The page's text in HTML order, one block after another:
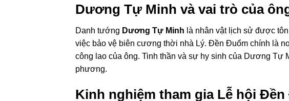
Dương Tự Minh và vai trò của
Danh tướng Dương Tự Minh là nhân vật lịch sử được
việc bảo vệ biên cương thời nhà Lý. Đền Đuổm chính là
công lao của ông. Tinh thần và sự hy sinh của Dương
phương.
Kinh nghiệm tham gia Lễ hội